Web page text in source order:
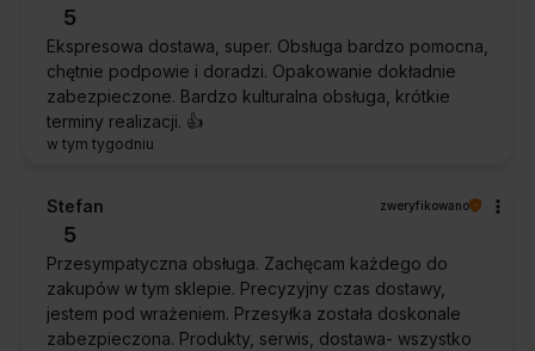
5
Ekspresowa dostawa, super. Obsługa bardzo pomocna,
chętnie podpowie i doradzi. Opakowanie dokładnie
zabezpieczone. Bardzo kulturalna obsługa, krótkie
terminy realizacji. 👍️
w tym tygodniu
Stefan zweryfikowano
5
Przesympatyczna obsługa. Zachęcam każdego do
zakupów w tym sklepie. Precyzyjny czas dostawy,
jestem pod wrażeniem. Przesyłka została doskonale
zabezpieczona. Produkty, serwis, dostawa- wszystko